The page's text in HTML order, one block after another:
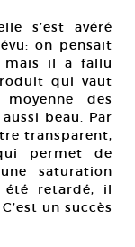
s’est avéré
on pensait
mais il a fallu
qui vaut
des
beau. Par
transparent,
permet de
saturation
été retardé, il
un succès